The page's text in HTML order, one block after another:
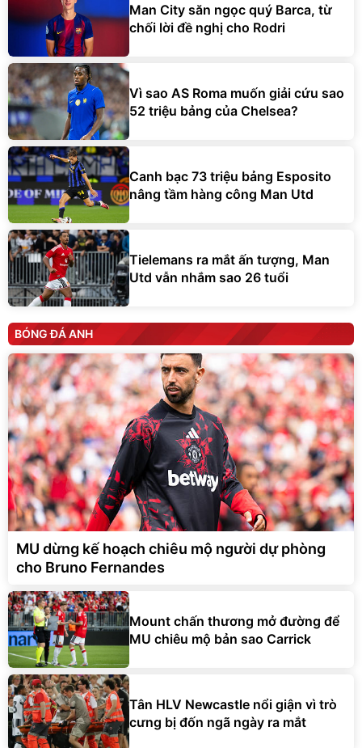
Man City săn ngọc quý Barca, từ
chối lời đề nghị cho Rodri
Vì sao AS Roma muốn giải cứu sao
52 triệu bảng của Chelsea?
Canh bạc 73 triệu bảng Esposito
nâng tầm hàng công Man Utd
Tielemans ra mắt ấn tượng, Man
Utd vẫn nhắm sao 26 tuổi
BÓNG ĐÁ ANH
MU dừng kế hoạch chiêu mộ người dự phòng
cho Bruno Fernandes
Mount chấn thương mở đường để
MU chiêu mộ bản sao Carrick
Tân HLV Newcastle nổi giận vì trò
cưng bị đốn ngã ngày ra mắt